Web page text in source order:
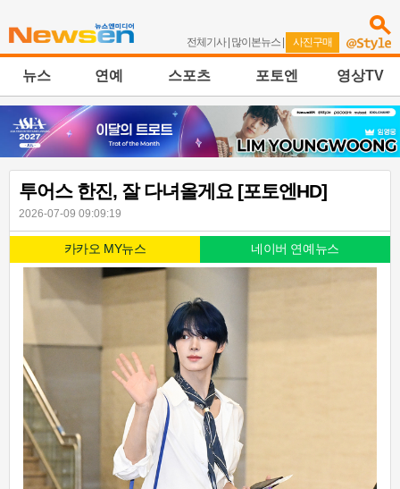
전체기사| 많이본뉴스 | 사진구매
뉴스 연예 스포츠 포토엔 영상TV
투어스 한진, 잘 다녀올게요 [포토엔HD]
2026-07-09 09:09:19
카카오 MY뉴스 네이버 연예뉴스